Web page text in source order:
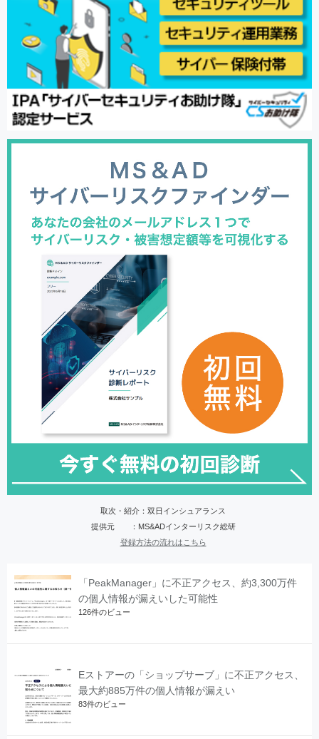
取次・紹介：双日インシュアランス
提供元 ：MS&ADインターリスク総研
登録方法の流れはこちら
「PeakManager」に不正アクセス、約3,300万件
の個人情報が漏えいした可能性
126件のビュー
Eストアーの「ショップサーブ」に不正アクセス、
最大約885万件の個人情報が漏えい
83件のビュー